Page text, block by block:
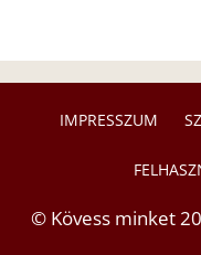
IMPRESSZUM
© Kövess minket